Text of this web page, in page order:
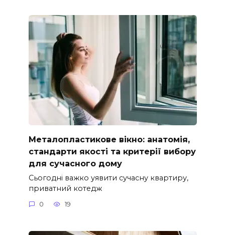
Металопластикове вікно: анатомія,
стандарти якості та критерії вибору
для сучасного дому
Сьогодні важко уявити сучасну квартиру,
приватний котедж
0 19